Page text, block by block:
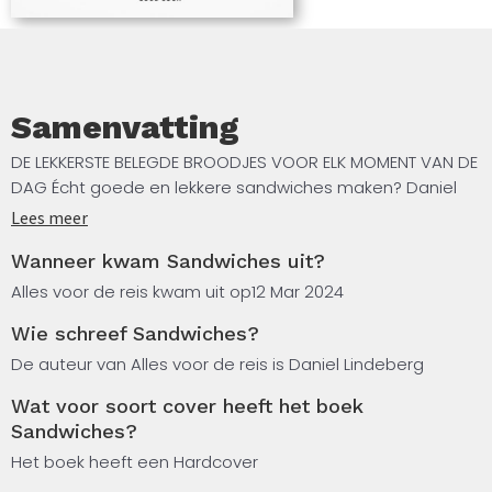
gids in huis voor het maken én samenstellen van de
Samenvatting
DE LEKKERSTE BELEGDE BROODJES VOOR ELK MOMENT VAN DE
DAG Écht goede en lekkere sandwiches maken? Daniel
Lindeberg vertelt je in Sandwiches hoe je dit doet. Met
en ervaring in bakkerijen, stel je de lekkerste broodjes
samen voor de lunch, een uitgebreide picknick of vullend
Herontdek klassiekers als de grilled cheese en kipsaté.
internationale keukens, zoals Vietnamese zalm met
gepekelde wortels & radijs, afgemaakt met een nuoc
cham-saus. Vul een tortilla met kruidig vlees & frisse
Lees meer
Wanneer kwam Sandwiches uit?
Alles voor de reis kwam uit op12 Mar 2024
Wie schreef Sandwiches?
De auteur van Alles voor de reis is Daniel Lindeberg
Wat voor soort cover heeft het boek
Sandwiches?
Het boek heeft een Hardcover